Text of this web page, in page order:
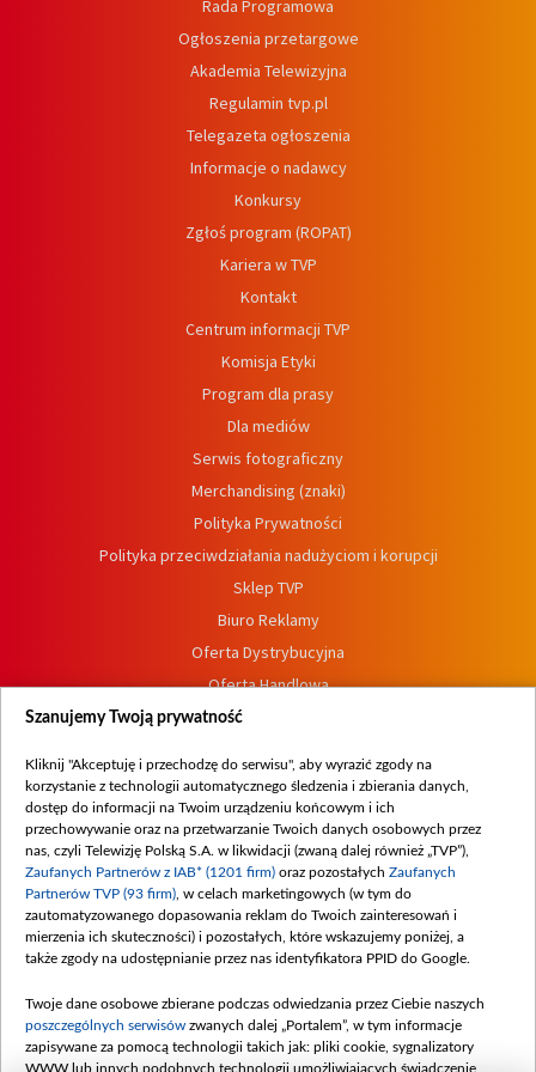
Rada Programowa
Ogłoszenia przetargowe
Akademia Telewizyjna
Regulamin tvp.pl
Telegazeta ogłoszenia
Informacje o nadawcy
Konkursy
Zgłoś program (ROPAT)
Kariera w TVP
Kontakt
Centrum informacji TVP
Komisja Etyki
Program dla prasy
Dla mediów
Serwis fotograficzny
Merchandising (znaki)
Polityka Prywatności
Polityka przeciwdziałania nadużyciom i korupcji
Sklep TVP
Biuro Reklamy
Oferta Dystrybucyjna
Oferta Handlowa
Dostępność
Procedura zgłoszeń wewnętrznych
Szanujemy Twoją prywatność
Kliknij "Akceptuję i przechodzę do serwisu", aby wyrazić zgody na
korzystanie z technologii automatycznego śledzenia i zbierania danych,
dostęp do informacji na Twoim urządzeniu końcowym i ich
przechowywanie oraz na przetwarzanie Twoich danych osobowych przez
nas, czyli Telewizję Polską S.A. w likwidacji (zwaną dalej również „TVP”),
Zaufanych Partnerów z IAB* (1201 firm) oraz pozostałych Zaufanych
Partnerów TVP (93 firm) , w celach marketingowych (w tym do
zautomatyzowanego dopasowania reklam do Twoich zainteresowań i
mierzenia ich skuteczności) i pozostałych, które wskazujemy poniżej, a
także zgody na udostępnianie przez nas identyfikatora PPID do Google.
Twoje dane osobowe zbierane podczas odwiedzania przez Ciebie naszych
poszczególnych serwisów zwanych dalej „Portalem”, w tym informacje
zapisywane za pomocą technologii takich jak: pliki cookie, sygnalizatory
WWW lub innych podobnych technologii umożliwiających świadczenie